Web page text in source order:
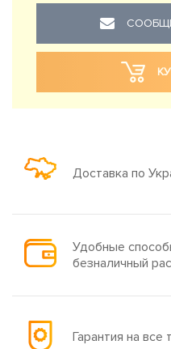
Доставка по
Удобные
безналичный
Гарантия на все